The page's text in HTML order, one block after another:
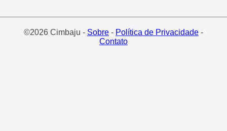
©2026 Cimbaju - Sobre- Política de Privacidade-
Contato